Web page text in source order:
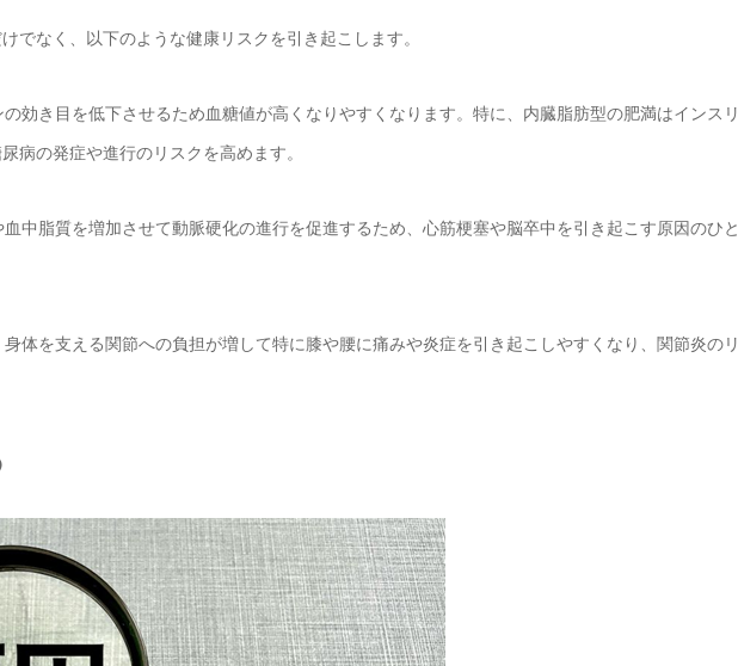
でなく、以下のような健康リスクを引き起こします。
効き目を低下させるため血糖値が高くなりやすくなります。特に、内臓脂肪型の肥満はインスリ
病の発症や進行のリスクを高めます。
中脂質を増加させて動脈硬化の進行を促進するため、心筋梗塞や脳卒中を引き起こす原因のひと
体を支える関節への負担が増して特に膝や腰に痛みや炎症を引き起こしやすくなり、関節炎のリ